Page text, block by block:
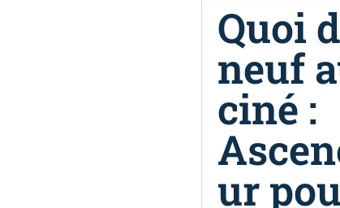
Quoi
neuf
ciné :
ur